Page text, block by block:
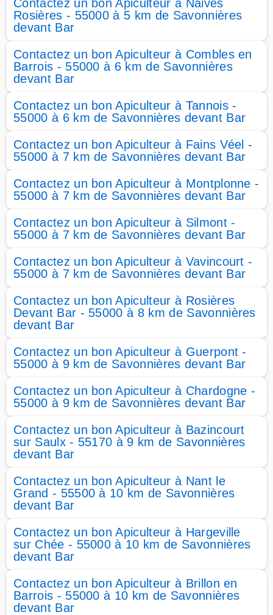
Contactez un bon Apiculteur à Naives
Rosières - 55000 à 5 km de Savonnières
devant Bar
Contactez un bon Apiculteur à Combles en
Barrois - 55000 à 6 km de Savonnières
devant Bar
Contactez un bon Apiculteur à Tannois -
55000 à 6 km de Savonnières devant Bar
Contactez un bon Apiculteur à Fains Véel -
55000 à 7 km de Savonnières devant Bar
Contactez un bon Apiculteur à Montplonne -
55000 à 7 km de Savonnières devant Bar
Contactez un bon Apiculteur à Silmont -
55000 à 7 km de Savonnières devant Bar
Contactez un bon Apiculteur à Vavincourt -
55000 à 7 km de Savonnières devant Bar
Contactez un bon Apiculteur à Rosières
Devant Bar - 55000 à 8 km de Savonnières
devant Bar
Contactez un bon Apiculteur à Guerpont -
55000 à 9 km de Savonnières devant Bar
Contactez un bon Apiculteur à Chardogne -
55000 à 9 km de Savonnières devant Bar
Contactez un bon Apiculteur à Bazincourt
sur Saulx - 55170 à 9 km de Savonnières
devant Bar
Contactez un bon Apiculteur à Nant le
Grand - 55500 à 10 km de Savonnières
devant Bar
Contactez un bon Apiculteur à Hargeville
sur Chée - 55000 à 10 km de Savonnières
devant Bar
Contactez un bon Apiculteur à Brillon en
Barrois - 55000 à 10 km de Savonnières
devant Bar